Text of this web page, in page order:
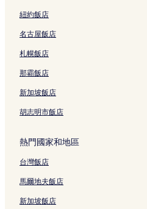
妙法院附近的飯店
傳道院附近的飯店
東本願寺附近的飯店
八坂神社附近的飯店
烏丸飯店
龍谷博物館附近的飯店
三年坂二年坂飯店
京都市學校歷史博物館附近的飯店
市比賣神社附近的飯店
東鹽小路向畑町飯店
紐約飯店
名古屋飯店
札幌飯店
那霸飯店
新加坡飯店
胡志明市飯店
熱門國家和地區
台灣飯店
馬爾地夫飯店
新加坡飯店